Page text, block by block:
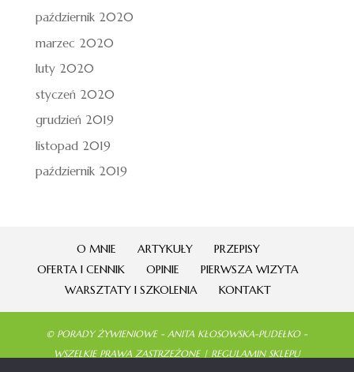
październik 2020
marzec 2020
luty 2020
styczeń 2020
grudzień 2019
listopad 2019
październik 2019
O MNIE ARTYKUŁY
PRZEPISY
OFERTA I CENNIK
OPINIE
PIERWSZA WIZYTA
WARSZTATY I SZKOLENIA
KONTAKT
© PORADY ŻYWIENIOWE - ANITA KŁOSOWSKA-PUDEŁKO-
WSZELKIE PRAWA ZASTRZEŻONE | REGULAMIN SKLEPU